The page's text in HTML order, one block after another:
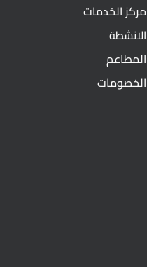
مركز الخدمات
الانشطة
المطاعم
الخصومات